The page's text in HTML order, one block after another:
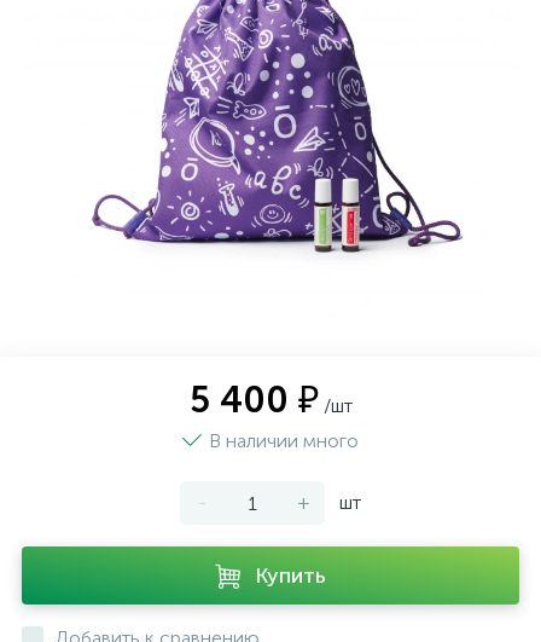
5 400 ₽ /шт
В наличии много
- + шт
Купить
Обзоры и советы
Оплата и доставка